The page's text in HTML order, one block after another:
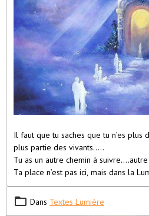
Il faut que tu saches que tu n’es
plus partie des vivants…..
Tu as un autre chemin à
Ta place n’est pas ici, mais dans la
Laisse moi vivre ma vie en paix.
En t’accrochant et en restant ici, tu te
perturbes.
Dans Textes Lumière